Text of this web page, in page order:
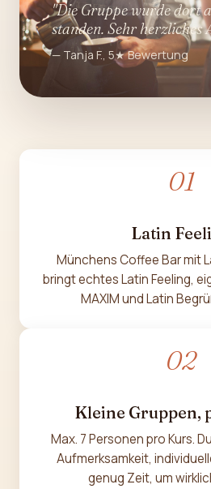
"Die Gruppe wurde dort
standen. Sehr herzliches
— Tanja F., 5★ Bewertung
01
Latin
Münchens Coffee Bar mit
bringt echtes Latin Feeling,
MAXIM und Latin
02
Kleine Gruppen,
Max. 7 Personen pro Kurs.
Aufmerksamkeit,
genug Zeit, um